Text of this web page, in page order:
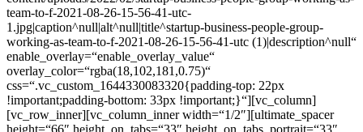
team-to-f-2021-08-26-15-56-41-utc-
1.jpg|caption^null|alt^null|title^startup-business-people-group-
working-as-team-to-f-2021-08-26-15-56-41-utc (1)|description^null“
enable_overlay=“enable_overlay_value“
overlay_color=“rgba(18,102,181,0.75)“
css=“.vc_custom_1644330083320{padding-top: 22px
!important;padding-bottom: 33px !important;}“][vc_column]
[vc_row_inner][vc_column_inner width=“1/2″][ultimate_spacer
height=“66″ height_on_tabs=“33″ height_on_tabs_portrait=“33″